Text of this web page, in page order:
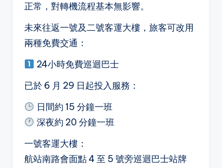
正常，對轉機流程基本無影響。
未來往返一號及二號客運大樓，旅客可改用
兩種免費交通：
24小時免費巡迴巴士
已於 6 月 29 日起投入服務：
日間約 15 分鐘一班
深夜約 20 分鐘一班
一號客運大樓：
航站南路會面點 4 至 5 號旁巡迴巴士站牌